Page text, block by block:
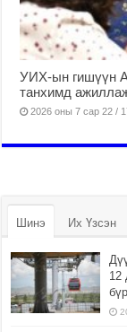
УИХ-ын гишүүн
танхимд
2026 оны 7 сар 22 /
Шинэ Их Үзсэн
12